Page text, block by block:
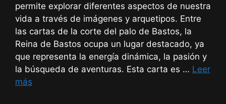
permite explorar diferentes aspectos de nuestra
vida a través de imágenes y arquetipos. Entre
las cartas de la corte del palo de Bastos, la
Reina de Bastos ocupa un lugar destacado, ya
que representa la energía dinámica, la pasión y
la búsqueda de aventuras. Esta carta es … Leer
más